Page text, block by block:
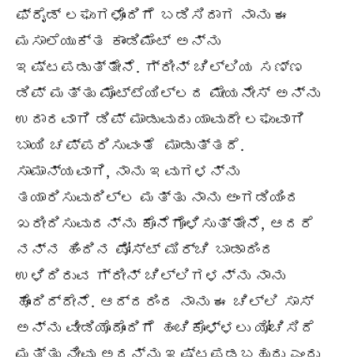
ಫ್ರೈಡ್ ಲಘುಗಳೊಂದಿಗೆ ಬಡಿಸಿದಾಗ ನಾನು ಈ
ಮಸಾಲೆಯುಕ್ತ ಕಾಂಡಿಮೆಂಟ್ ಅನ್ನು
ಇಷ್ಟಪಡುತ್ತೇನೆ. ಗ್ರೀನ್ ಚಿಲ್ಲಿಯ ಸಣ್ಣ
ಡಿಪ್ ಮತ್ತು ಮೊಟ್ಟೆಯಿಲ್ಲದ ಮೇಯನೇಸ್ ಅನ್ನು
ಉದಾರವಾಗಿ ಡಿಪ್ ಮಾಡುವುದು ಯಾವುದೇ ಲಘುವಾಗಿ
ಬಾಯಿ ಚಪ್ಪರಿಸುವಂತೆ ಮಾಡುತ್ತದೆ.
ಸಾಮಾನ್ಯವಾಗಿ, ನಾನು ಇವುಗಳನ್ನು
ತಯಾರಿಸುವುದಿಲ್ಲ ಮತ್ತು ನಾನು ಅಂಗಡಿಯಿಂದ
ಖರೀದಿಸುವುದನ್ನು ಕೊನೆಗೊಳಿಸುತ್ತೇನೆ, ಆದರೆ
ನನ್ನ ಹಿಂದಿನ ಪೋಸ್ಟ್ ಮಿರ್ಚಿ ಬಾಡಾದಿಂದ
ಉಳಿದಿರುವ ಗ್ರೀನ್ ಚಿಲ್ಲಿಗಳನ್ನು ನಾನು
ಹೊಂದಿದ್ದೇನೆ. ಆದ್ದರಿಂದ ನಾನು ಈ ಚಿಲ್ಲಿ ಸಾಸ್
ಅನ್ನು ವೀಡಿಯೊದೊಂದಿಗೆ ಹಂಚಿಕೊಳ್ಳಲು ಯೋಚಿಸಿದೆ